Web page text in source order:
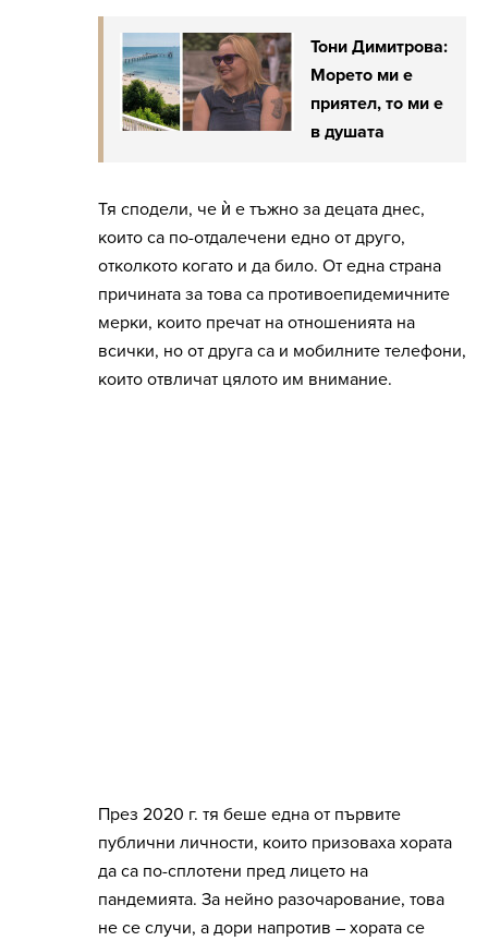
Тони Димитрова:
Морето ми е
приятел, то ми е
в душата
Тя сподели, че ѝ е тъжно за децата днес,
които са по-отдалечени едно от друго,
отколкото когато и да било. От една страна
причината за това са противоепидемичните
мерки, които пречат на отношенията на
всички, но от друга са и мобилните телефони,
които отвличат цялото им внимание.
През 2020 г. тя беше една от първите
публични личности, които призоваха хората
да са по-сплотени пред лицето на
пандемията. За нейно разочарование, това
не се случи, а дори напротив – хората се